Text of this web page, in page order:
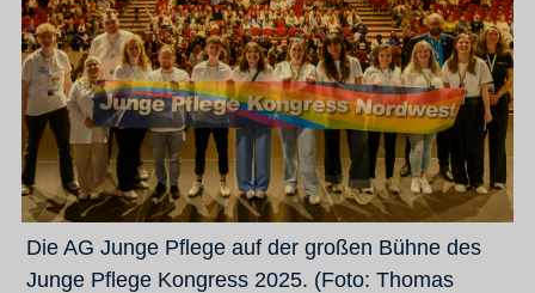
Die AG Junge Pflege auf der großen Bühne des
Junge Pflege Kongress 2025. (Foto: Thomas